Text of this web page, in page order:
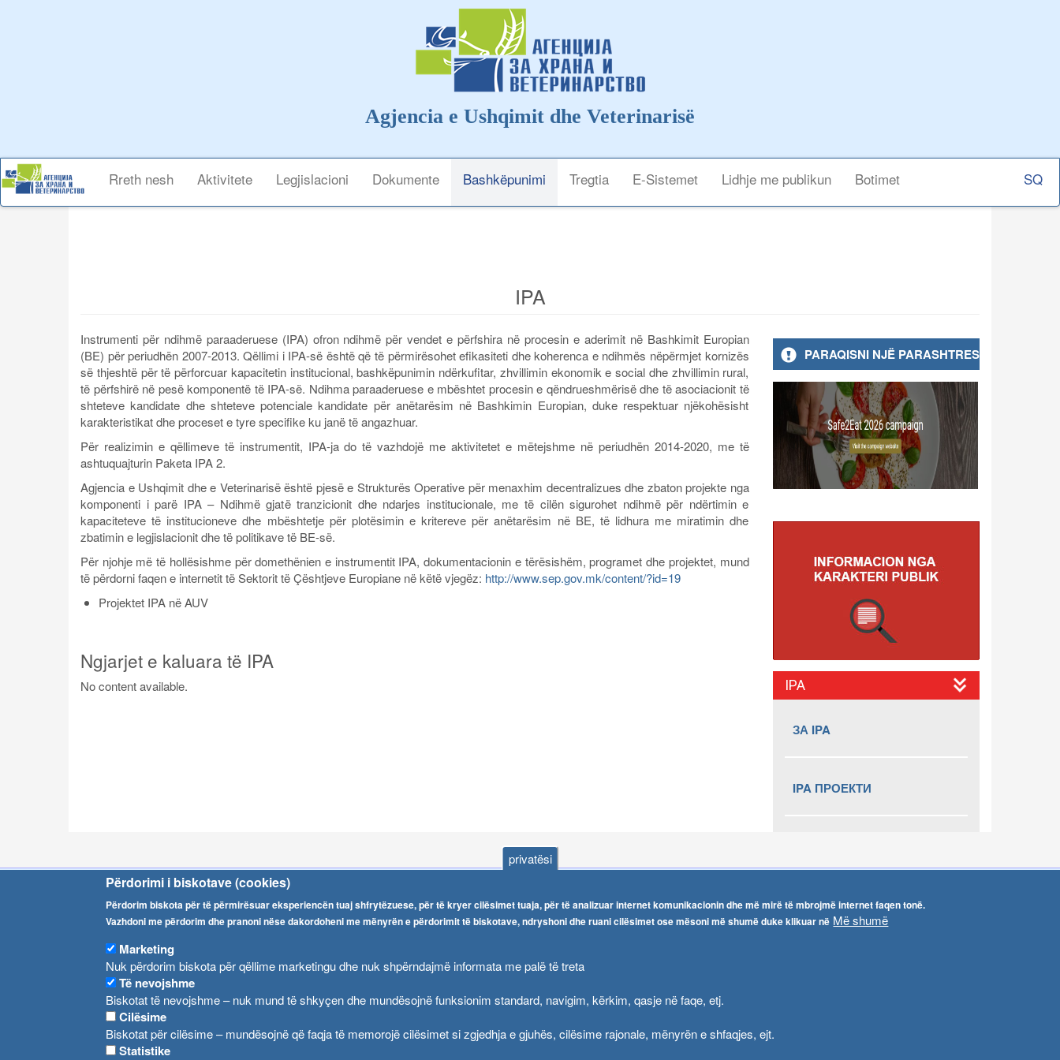
privatësi
Përdorimi i biskotave (cookies)
Përdorim biskota për të përmirësuar eksperiencën tuaj shfrytëzuese, për të kryer cilësimet tuaja, për të analizuar internet komunikacionin dhe më mirë të mbrojmë internet faqen tonë.
Vazhdoni me përdorim dhe pranoni nëse dakordoheni me mënyrën e përdorimit të biskotave, ndryshoni dhe ruani cilësimet ose mësoni më shumë duke klikuar në Më shumë
Marketing
Nuk përdorim biskota për qëllime marketingu dhe nuk shpërndajmë informata me palë të treta
Të nevojshme
Biskotat të nevojshme – nuk mund të shkyçen dhe mundësojnë funksionim standard, navigim, kërkim, qasje në faqe, etj.
Cilësime
Biskotat për cilësime – mundësojnë që faqja të memorojë cilësimet si zgjedhja e gjuhës, cilësime rajonale, mënyrën e shfaqjes, ejt.
Statistike
Agjencia e Ushqimit dhe Veterinarisë
Main
navigation
Rreth nesh Aktivitete Legjislacioni Dokumente Bashkëpunimi Tregtia E-Sistemet Lidhje me publikun Botimet
Select
your
IPA
Instrumenti për ndihmë paraaderuese (IPA) ofron ndihmë për vendet e përfshira në procesin e aderimit në Bashkimit Europian
(BE) për periudhën 2007-2013. Qëllimi i IPA-së është që të përmirësohet efikasiteti dhe koherenca e ndihmës nëpërmjet kornizës
së thjeshtë për të përforcuar kapacitetin institucional, bashkëpunimin ndërkufitar, zhvillimin ekonomik e social dhe zhvillimin rural,
të përfshirë në pesë komponentë të IPA-së. Ndihma paraaderuese e mbështet procesin e qëndrueshmërisë dhe të asociacionit të
shteteve kandidate dhe shteteve potenciale kandidate për anëtarësim në Bashkimin Europian, duke respektuar njëkohësisht
karakteristikat dhe proceset e tyre specifike ku janë të angazhuar.
Për realizimin e qëllimeve të instrumentit, IPA-ja do të vazhdojë me aktivitetet e mëtejshme në periudhën 2014-2020, me të
ashtuquajturin Paketa IPA 2.
Agjencia e Ushqimit dhe e Veterinarisë është pjesë e Strukturës Operative për menaxhim decentralizues dhe zbaton projekte nga
komponenti i parë IPA – Ndihmë gjatë tranzicionit dhe ndarjes institucionale, me të cilën sigurohet ndihmë për ndërtimin e
kapaciteteve të institucioneve dhe mbështetje për plotësimin e kritereve për anëtarësim në BE, të lidhura me miratimin dhe
zbatimin e legjislacionit dhe të politikave të BE-së.
Për njohje më të hollësishme për domethënien e instrumentit IPA, dokumentacionin e tërësishëm, programet dhe projektet, mund
të përdorni faqen e internetit të Sektorit të Çështjeve Europiane në këtë vjegëz: http://www.sep.gov.mk/content/?id=19
Projektet IPA në AUV
Ngjarjet e kaluara të IPA
No content available.
PARAQISNI NJË PARASHTRESË
IPA
ЗА IPA
IPA ПРОЕКТИ
Agjencia e Ushqimit
dhe Veterinarisë
rr. III Makedonska brigada nr. 20
1000 Shkup,
Republika e Maqedonisë së Veriut
+389 2 2457 895
+389 2 2457 873
+389 2 2457 893
Njoftime
Република Бугарија ги засили официјалните контроли при увоз на свежо овошје и зеленчук
Високите температури ризик од труење со храна, опасни се и за животните
Водата во Гостивар може да се користи како техничка, продолжува испораката на флаширана вода
Navigimi
Regjistrat
Shpalljet